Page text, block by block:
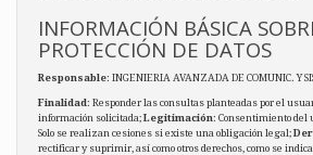
INFORMACIÓN BÁSICA
PROTECCIÓN DE DATOS
Responsable: INGENIERIA AVANZADA DE COMUNIC. Y
Finalidad: Responder las consultas planteadas por el
información solicitada;Legitimación: Consentimiento del
Solo se realizan cesiones si existe una obligación legal;
rectificar y suprimir, así como otros derechos, como se